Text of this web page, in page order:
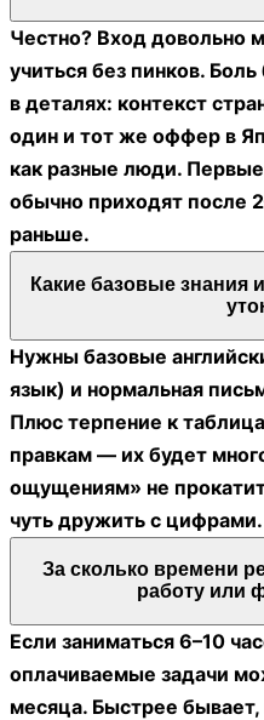
Честно? Вход довольно
учиться без пинков.
в деталях: контекст
один и тот же оффер в
как разные люди.
обычно приходят после
раньше.
Какие базовые
Нужны базовые
язык) и нормальная
Плюс терпение к
правкам — их будет
ощущениям» не
чуть дружить с цифрами.
За сколько времени
работу или
Если заниматься 6–10
оплачиваемые задачи
месяца. Быстрее